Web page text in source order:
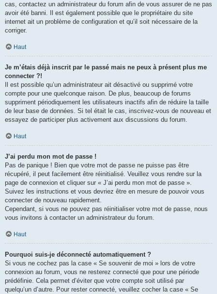
cas, contactez un administrateur du forum afin de vous assurer de ne pas
avoir été banni. Il est également possible que le propriétaire du site
internet ait un problème de configuration et qu’il soit nécessaire de la
corriger.
Haut
Je m’étais déjà inscrit par le passé mais ne peux à présent plus me
connecter ?!
Il est possible qu’un administrateur ait désactivé ou supprimé votre
compte pour une quelconque raison. De plus, beaucoup de forums
suppriment périodiquement les utilisateurs inactifs afin de réduire la taille
de leur base de données. Si tel était le cas, inscrivez-vous de nouveau et
essayez de participer plus activement aux discussions du forum.
Haut
J’ai perdu mon mot de passe !
Pas de panique ! Bien que votre mot de passe ne puisse pas être
récupéré, il peut facilement être réinitialisé. Veuillez vous rendre sur la
page de connexion et cliquer sur « J’ai perdu mon mot de passe ».
Suivez les instructions et vous devriez être en mesure de pouvoir vous
connecter de nouveau rapidement.
Cependant, si vous ne pouvez pas réinitialiser votre mot de passe, nous
vous invitons à contacter un administrateur du forum.
Haut
Pourquoi suis-je déconnecté automatiquement ?
Si vous ne cochez pas la case « Se souvenir de moi » lors de votre
connexion au forum, vous ne resterez connecté que pour une période
prédéfinie. Cela permet d’éviter que votre compte soit utilisé par
quelqu’un d’autre. Pour rester connecté, veuillez cocher la case « Se